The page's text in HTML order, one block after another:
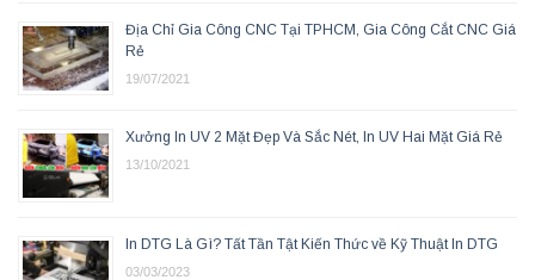
Địa Chỉ Gia Công CNC Tại TPHCM, Gia Công Cắt CNC Giá
Rẻ
19/07/2021
Xưởng In UV 2 Mặt Đẹp Và Sắc Nét, In UV Hai Mặt Giá Rẻ
13/10/2021
In DTG Là Gì? Tất Tần Tật Kiến Thức về Kỹ Thuật In DTG
03/03/2023